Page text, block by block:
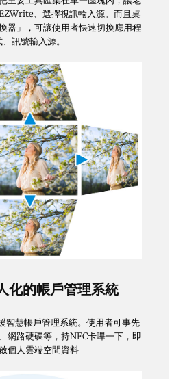
、選擇視訊輸入源。而且桌
器」，可讓使用者快速切換應用程
、訊號輸入源。
化的帳戶管理系統
智慧帳戶管理系統。使用者可事先
網路硬碟等，持NFC卡嗶一下，即
個人雲端空間資料